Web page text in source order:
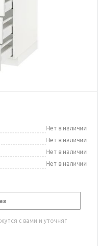
Нет в наличии
Нет в наличии
Нет в наличии
Нет в наличии
с вами и уточнят